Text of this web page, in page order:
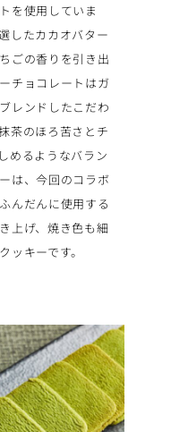
を使用していま
したカカオバター
ごの香りを引き出
チョコレートはガ
レンドしたこだわ
茶のほろ苦さとチ
めるようなバラン
は、今回のコラボ
んだんに使用する
上げ、焼き色も細
ッキーです。